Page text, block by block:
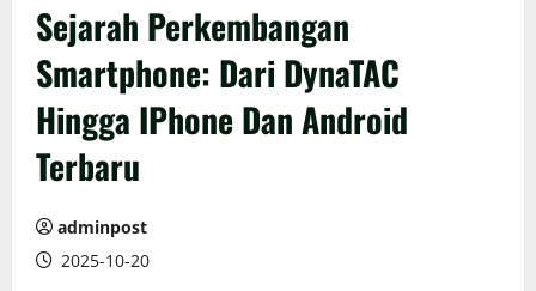
Sejarah Perkembangan
Smartphone: Dari DynaTAC
Hingga IPhone Dan Android
Terbaru
adminpost
2025-10-20